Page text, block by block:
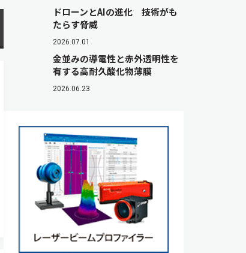
ドローンとAIの進化 技術がも
たらす脅威
2026.07.01
金並みの導電性と赤外透明性を
有する高耐久酸化物薄膜
2026.06.23